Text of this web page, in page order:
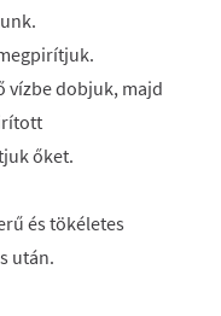
vízbe dobjuk, majd
őket.
és tökéletes
után.